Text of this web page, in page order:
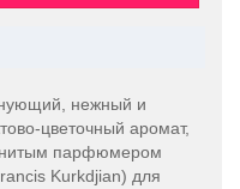
нежный и
цветочный аромат,
парфюмером
Kurkdjian) для